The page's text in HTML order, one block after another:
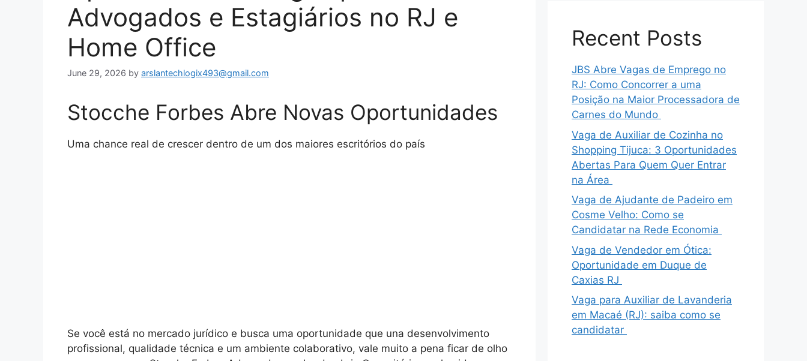
Advogados e Estagiários no RJ e
Home Office
June 29, 2026 by arslantechlogix493@gmail.com
Stocche Forbes Abre Novas Oportunidades
Uma chance real de crescer dentro de um dos maiores escritórios do país
Se você está no mercado jurídico e busca uma oportunidade que una desenvolvimento
profissional, qualidade técnica e um ambiente colaborativo, vale muito a pena ficar de olho
Recent Posts
JBS Abre Vagas de Emprego no
RJ: Como Concorrer a uma
Posição na Maior Processadora de
Carnes do Mundo
Vaga de Auxiliar de Cozinha no
Shopping Tijuca: 3 Oportunidades
Abertas Para Quem Quer Entrar
na Área
Vaga de Ajudante de Padeiro em
Cosme Velho: Como se
Candidatar na Rede Economia
Vaga de Vendedor em Ótica:
Oportunidade em Duque de
Caxias RJ
Vaga para Auxiliar de Lavanderia
em Macaé (RJ): saiba como se
candidatar